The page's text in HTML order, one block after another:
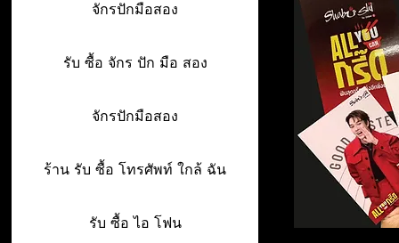
จักรปักมือสอง
รับ ซื้อ จักร ปัก มือ สอง
จักรปักมือสอง
ร้าน รับ ซื้อ โทรศัพท์ ใกล้ ฉัน
รับ ซื้อ ไอ โฟน